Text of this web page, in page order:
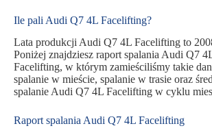
Ile pali Audi Q7 4L Facelifting?
Lata produkcji Audi Q7 4L Facelifting to
Poniżej znajdziesz raport spalania Audi Q7
Facelifting, w którym zamieściliśmy takie
spalanie w mieście, spalanie w trasie oraz
spalanie Audi Q7 4L Facelifting w cyklu
Raport spalania Audi Q7 4L Facelifting